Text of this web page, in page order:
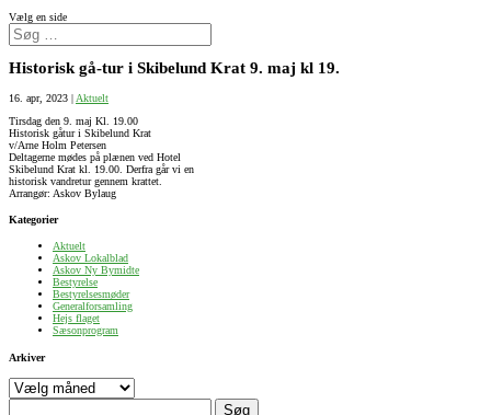
Vælg en side
Historisk gå-tur i Skibelund Krat 9. maj kl 19.
16. apr, 2023 | Aktuelt
Tirsdag den 9. maj Kl. 19.00
Historisk gåtur i Skibelund Krat
v/Arne Holm Petersen
Deltagerne mødes på plænen ved Hotel
Skibelund Krat kl. 19.00. Derfra går vi en
historisk vandretur gennem krattet.
Arrangør: Askov Bylaug
Kategorier
Aktuelt
Askov Lokalblad
Askov Ny Bymidte
Bestyrelse
Bestyrelsesmøder
Generalforsamling
Hejs flaget
Sæsonprogram
Arkiver
Arkiver
Søg